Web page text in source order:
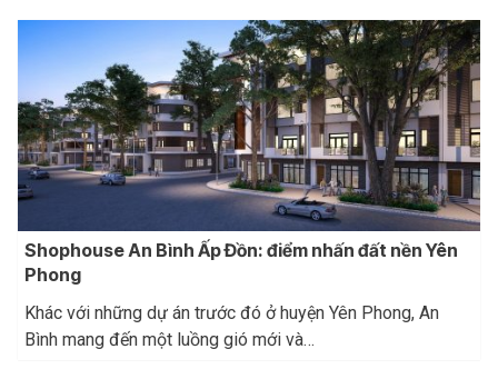
Shophouse An Bình Ấp Đồn: điểm nhấn đất nền Yên
Phong
Khác với những dự án trước đó ở huyện Yên Phong, An
Bình mang đến một luồng gió mới và…